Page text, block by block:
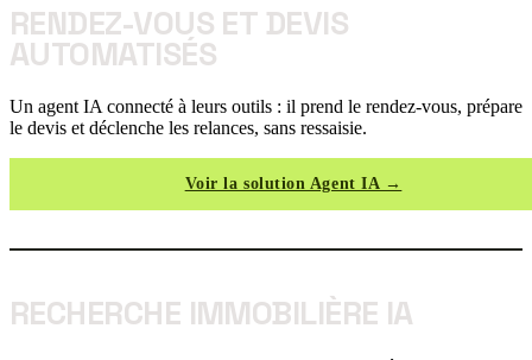
RENDEZ-VOUS ET DEVIS
AUTOMATISÉS
Un agent IA connecté à leurs outils : il prend le rendez-vous, prépare
le devis et déclenche les relances, sans ressaisie.
Voir la solution Agent IA →
RECHERCHE IMMOBILIÈRE IA